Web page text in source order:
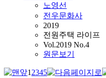
노영선
전우문화사
2019
전원주택 라이프
Vol.2019 No.4
원문보기
12345